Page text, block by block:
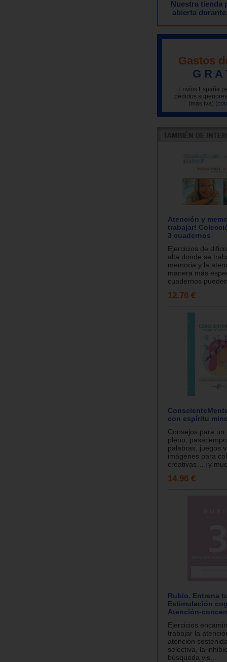
Nuestra tienda
abierta
Gastos
G R A
Envíos España
pedidos
(más iva)
Atención y
trabajar!
3 cuadernos
Ejercicios de
alta donde se
memoria y la
manera más
cuadernos
12.76 €
con espíritu
Consejos para
pleno,
palabras, juegos
imágenes para
creativas… ¡y
14.96 €
Rubio. Entrena
Estimulación
Atención-
Ejercicios
trabajar la
atención
selectiva, la
búsqueda vis...